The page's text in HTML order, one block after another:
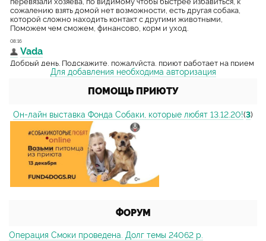
Для добавления необходима авторизация
ПОМОЩЬ ПРИЮТУ
Он-лайн выставка Фонда Собаки, которые любят 13.12.20!(3)
ФОРУМ
Операция Смоки проведена. Долг темы 24062 р.